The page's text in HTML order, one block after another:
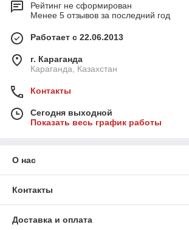
Рейтинг не сформирован
Менее 5 отзывов за последний год
Работает с 22.06.2013
г. Караганда
Караганда, Казахстан
Контакты
Сегодня выходной
Показать весь график работы
О нас
Контакты
Доставка и оплата